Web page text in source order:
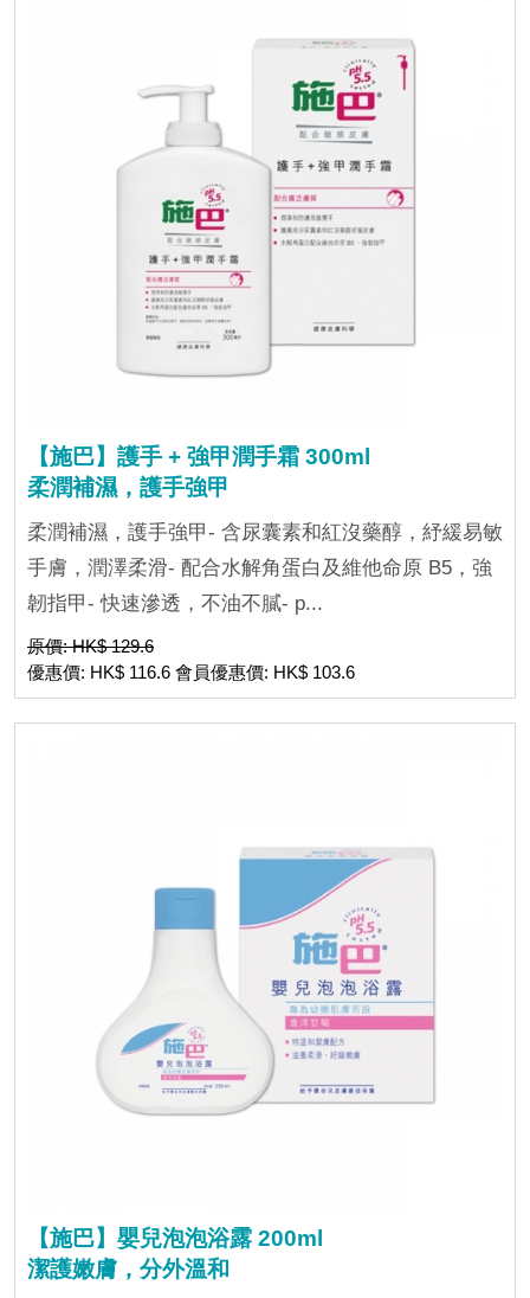
【施巴】護手 + 強甲潤手霜 300ml
柔潤補濕，護手強甲
柔潤補濕，護手強甲- 含尿囊素和紅沒藥醇，紓緩易敏
手膚，潤澤柔滑- 配合水解角蛋白及維他命原 B5，強
韌指甲- 快速滲透，不油不膩- p...
原價: HK$ 129.6
優惠價: HK$ 116.6 會員優惠價: HK$ 103.6
【施巴】嬰兒泡泡浴露 200ml
潔護嫩膚，分外溫和